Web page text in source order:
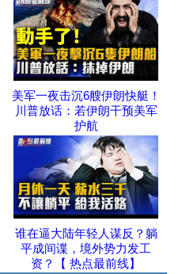
美军一夜击沉6艘伊朗快艇！
川普放话：若伊朗干预美军
护航
谁在逼大陆年轻人谋反？躺
平成间谍，境外势力发工
资？【 热点最前线】